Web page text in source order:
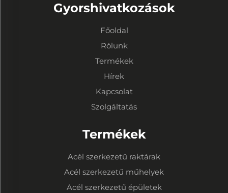
Gyorshivatkozások
Főoldal
Rólunk
Termékek
Hírek
Kapcsolat
Szolgáltatás
Termékek
Acél szerkezetű raktárak
Acél szerkezetű műhelyek
Acél szerkezetű épületek